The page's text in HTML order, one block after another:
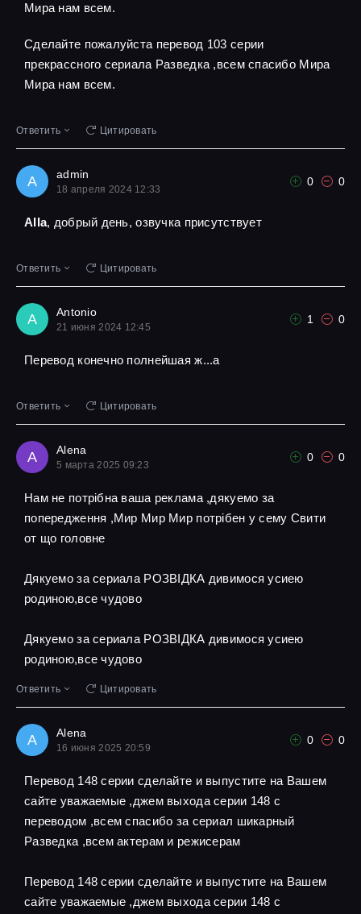
Мира нам всем.
Сделайте пожалуйста перевод 103 серии
прекрассного сериала Разведка ,всем спасибо Мира
Мира нам всем.
Ответить Цитировать
A admin
18 апреля 2024 12:33
0 0
Alla, добрый день, озвучка присутствует
Ответить Цитировать
A Antonio
21 июня 2024 12:45
1 0
Перевод конечно полнейшая ж...а
Ответить Цитировать
A Alena
5 марта 2025 09:23
0 0
Нам не потрібна ваша реклама ,дякуемо за
попередження ,Мир Мир Мир потрібен у сему Свити
от що головне
Дякуемо за сериала РОЗВІДКА дивимося усиею
родиною,все чудово
Дякуемо за сериала РОЗВІДКА дивимося усиею
родиною,все чудово
Ответить Цитировать
A Alena
16 июня 2025 20:59
0 0
Перевод 148 серии сделайте и выпустите на Вашем
сайте уважаемые ,джем выхода серии 148 с
переводом ,всем спасибо за сериал шикарный
Разведка ,всем актерам и режисерам
Перевод 148 серии сделайте и выпустите на Вашем
сайте уважаемые ,джем выхода серии 148 с